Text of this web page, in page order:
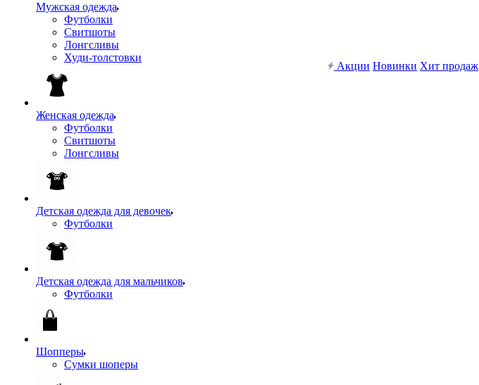
Мужская одежда
Футболки
Свитшоты
Лонгсливы
Худи-толстовки
Женская одежда
Футболки
Свитшоты
Лонгсливы
Детская одежда для девочек
Футболки
Детская одежда для мальчиков
Футболки
Шопперы
Сумки шоперы
Акции Новинки Хит продаж